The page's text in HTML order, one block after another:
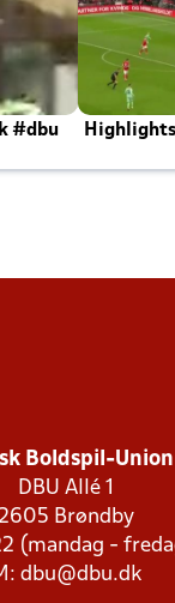
#dbu
Boldspil-Union
DBU Allé 1
2605 Brøndby
(mandag -
dbu@dbu.dk